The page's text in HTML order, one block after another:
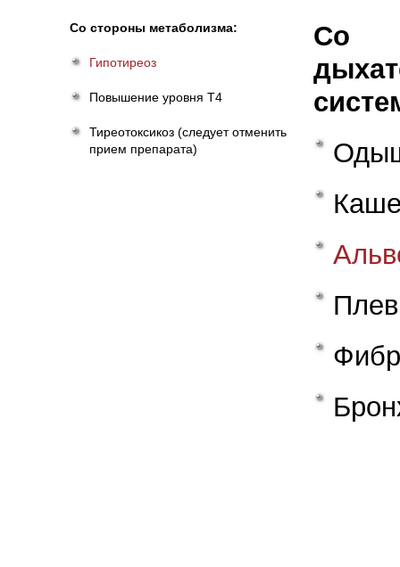
Со стороны метаболизма:
Гипотиреоз
Повышение уровня Т4
Тиреотоксикоз (следует отменить
прием препарата)
Со